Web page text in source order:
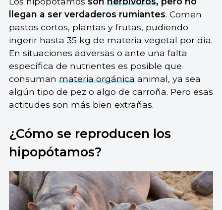
llegan a ser verdaderos rumiantes. Comen
pastos cortos, plantas y frutas, pudiendo
ingerir hasta 35 kg de materia vegetal por día.
En situaciones adversas o ante una falta
específica de nutrientes es posible que
consumanmateria orgánicaanimal, ya sea
algún tipo de pez o algo de carroña. Pero esas
actitudes son más bien extrañas.
¿Cómo se reproducen los
hipopótamos?